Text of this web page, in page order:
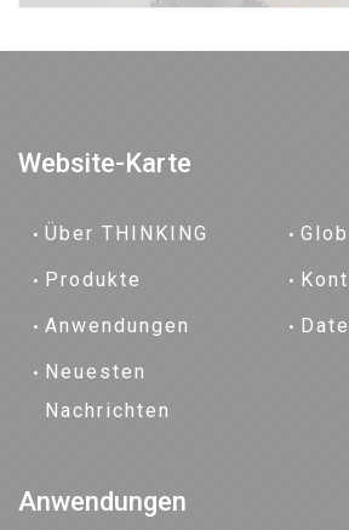
Website-Karte
Über THINKING
Produkte
Anwendungen
Neuesten
Nachrichten
Anwendungen